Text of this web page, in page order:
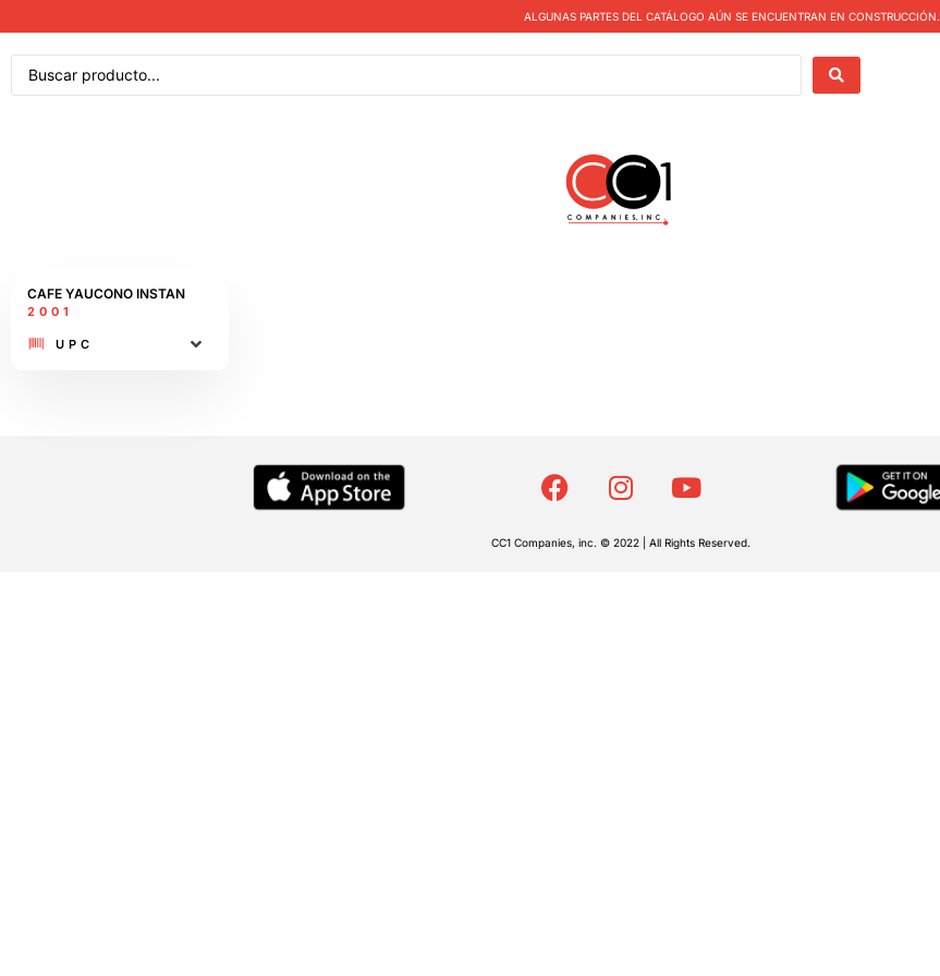
ALGUNAS PARTES DEL CATÁLOGO AÚN SE ENCUENTRAN EN CONSTRUCCIÓN.
CAFE YAUCONO INSTAN
2001
UPC
CC1 Companies, inc. © 2022 | All Rights Reserved.